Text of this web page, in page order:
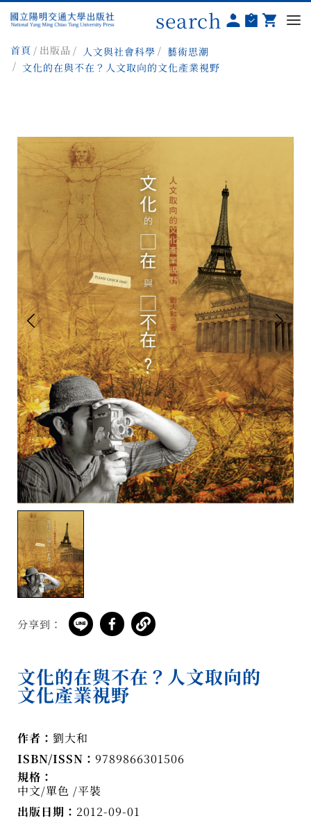
search
首頁 出版品 人文與社會科學
藝術思潮
文化的在與不在？人文取向的文化產業視野
分享到：
文化的在與不在？人文取向的
文化產業視野
作者：劉大和
ISBN/ISSN：9789866301506
規格：
中文/單色 /平裝
出版日期： 2012-09-01